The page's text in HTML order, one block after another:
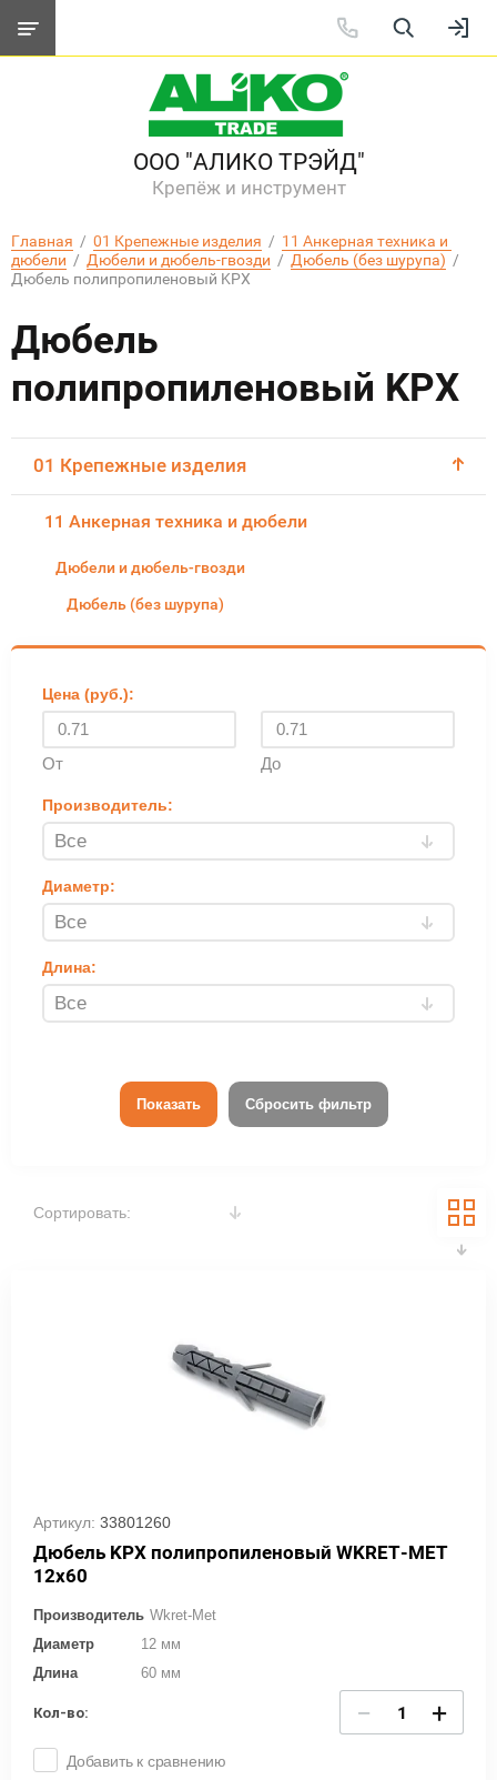
ООО "АЛИКО ТРЭЙД"
Крепёж и инструмент
Главная
  /
01 Крепежные изделия
  /
11 Анкерная техника и
дюбели
  /
Дюбели и дюбель-гвозди
  /
Дюбель (без шурупа)
  /
Дюбель полипропиленовый KPX
Дюбель
полипропиленовый KPX
01 Крепежные изделия
11 Анкерная техника и дюбели
Дюбели и дюбель-гвозди
Дюбель (без шурупа)
Цена (руб.):
От До
Производитель:
Диаметр:
Длина:
Показать Сбросить фильтр
Сортировать:
Артикул: 33801260
Дюбель KPХ полипропиленовый WKRET-MET
12х60
Производитель Wkret-Met
Диаметр
12 мм
Длина
60 мм
Кол-во: − +
Добавить к сравнению